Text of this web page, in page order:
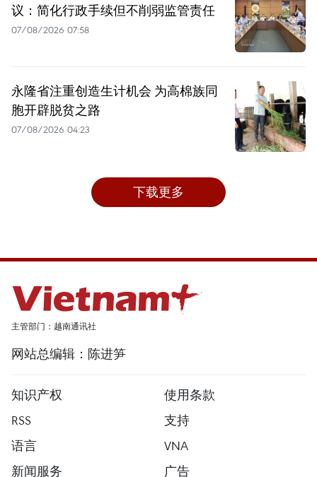
议：简化行政手续但不削弱监管责任
07/08/2026 07:58
永隆省注重创造生计机会 为高棉族同
胞开辟脱贫之路
07/08/2026 04:23
下载更多
主管部门：越南通讯社
网站总编辑：陈进笋
知识产权
使用条款
RSS
支持
语言
VNA
新闻服务
广告